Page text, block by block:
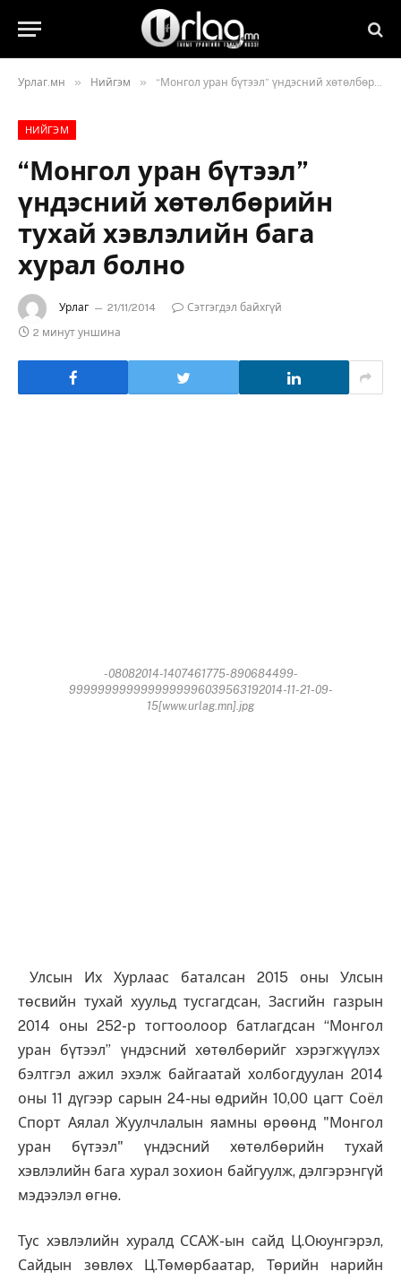
Урлаг.мн » Нийгэм » “Монгол уран бүтээл” үндэсний хөтөлбөрийн тухай хэвлэлийн бага хурал болно
НИЙГЭМ
“Монгол уран бүтээл”
үндэсний хөтөлбөрийн
тухай хэвлэлийн бага
хурал болно
Урлаг 21/11/2014
Сэтгэгдэл байхгүй
2 минут уншина
-08082014-1407461775-890684499-
9999999999999999996039563192014-11-21-09-
15[www.urlag.mn].jpg
Улсын Их Хурлаас баталсан 2015 оны Улсын
төсвийн тухай хуульд тусгагдсан, Засгийн газрын
2014 оны 252-р тогтоолоор батлагдсан “Монгол
уран бүтээл” үндэсний хөтөлбөрийг хэрэгжүүлэх
бэлтгэл ажил эхэлж байгаатай холбогдуулан 2014
оны 11 дүгээр сарын 24-ны өдрийн 10,00 цагт Соёл
Спорт Аялал Жуулчлалын яамны өрөөнд "Монгол
уран бүтээл" үндэсний хөтөлбөрийн тухай
хэвлэлийн бага хурал зохион байгуулж, дэлгэрэнгүй
мэдээлэл өгнө.
Тус хэвлэлийн хуралд ССАЖ-ын сайд Ц.Оюунгэрэл,
Сайдын зөвлөх Ц.Төмөрбаатар, Төрийн нарийн